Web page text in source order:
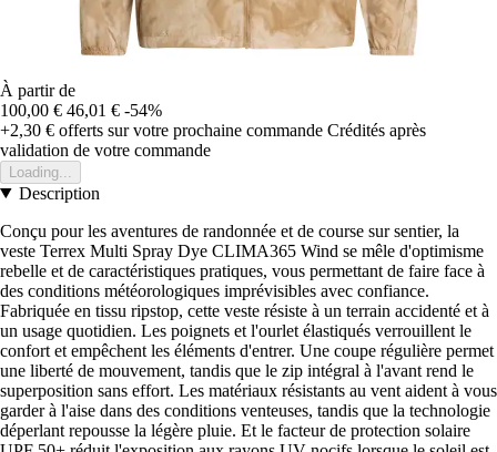
À partir de
100,00 € 46,01 € -54%
+2,30 € offerts sur votre prochaine commande Crédités après
validation de votre commande
Loading...
Description
Conçu pour les aventures de randonnée et de course sur sentier, la
veste Terrex Multi Spray Dye CLIMA365 Wind se mêle d'optimisme
rebelle et de caractéristiques pratiques, vous permettant de faire face à
des conditions météorologiques imprévisibles avec confiance.
Fabriquée en tissu ripstop, cette veste résiste à un terrain accidenté et à
un usage quotidien. Les poignets et l'ourlet élastiqués verrouillent le
confort et empêchent les éléments d'entrer. Une coupe régulière permet
une liberté de mouvement, tandis que le zip intégral à l'avant rend le
superposition sans effort. Les matériaux résistants au vent aident à vous
garder à l'aise dans des conditions venteuses, tandis que la technologie
déperlant repousse la légère pluie. Et le facteur de protection solaire